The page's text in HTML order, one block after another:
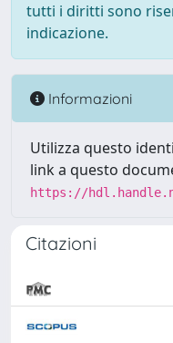
tutti i diritti sono
indicazione.
Informazioni
Utilizza questo
link a questo
https://
Citazioni